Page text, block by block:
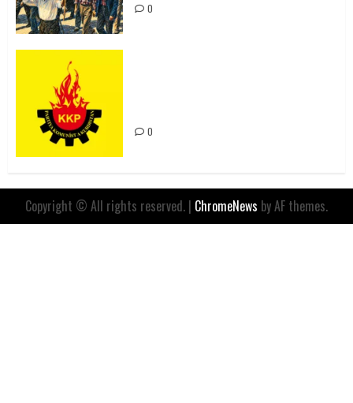
0
0
Copyright © All rights reserved. | ChromeNews by AF themes.